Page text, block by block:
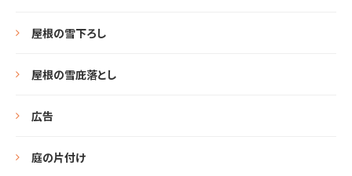
屋根の雪下ろし
屋根の雪庇落とし
広告
庭の片付け